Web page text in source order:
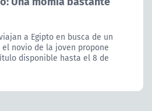
a Egipto en busca de un
novio de la joven propone
disponible hasta el 8 de